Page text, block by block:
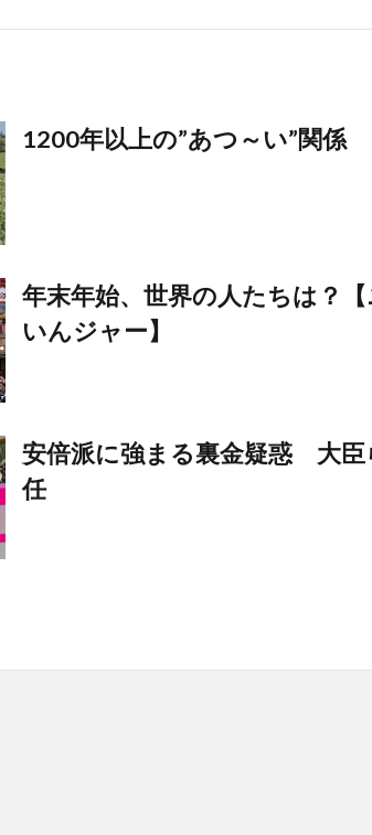
1200年以上の”あつ～い”関係
年末年始、世界の人たちは？
いんジャー】
安倍派に強まる裏金疑惑 大臣
任